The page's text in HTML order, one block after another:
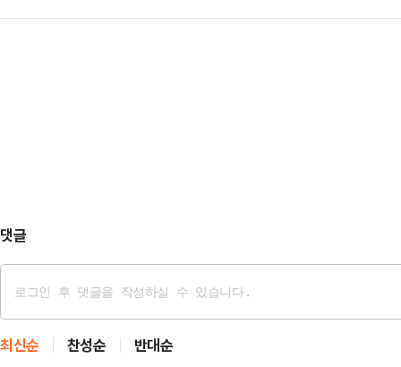
지만 시신 발견 …
4일 당직 근무 중 부대에서 성관계
투자 패키지와 관련해 “정부가 국
댓글
최신순 찬성순 반대순